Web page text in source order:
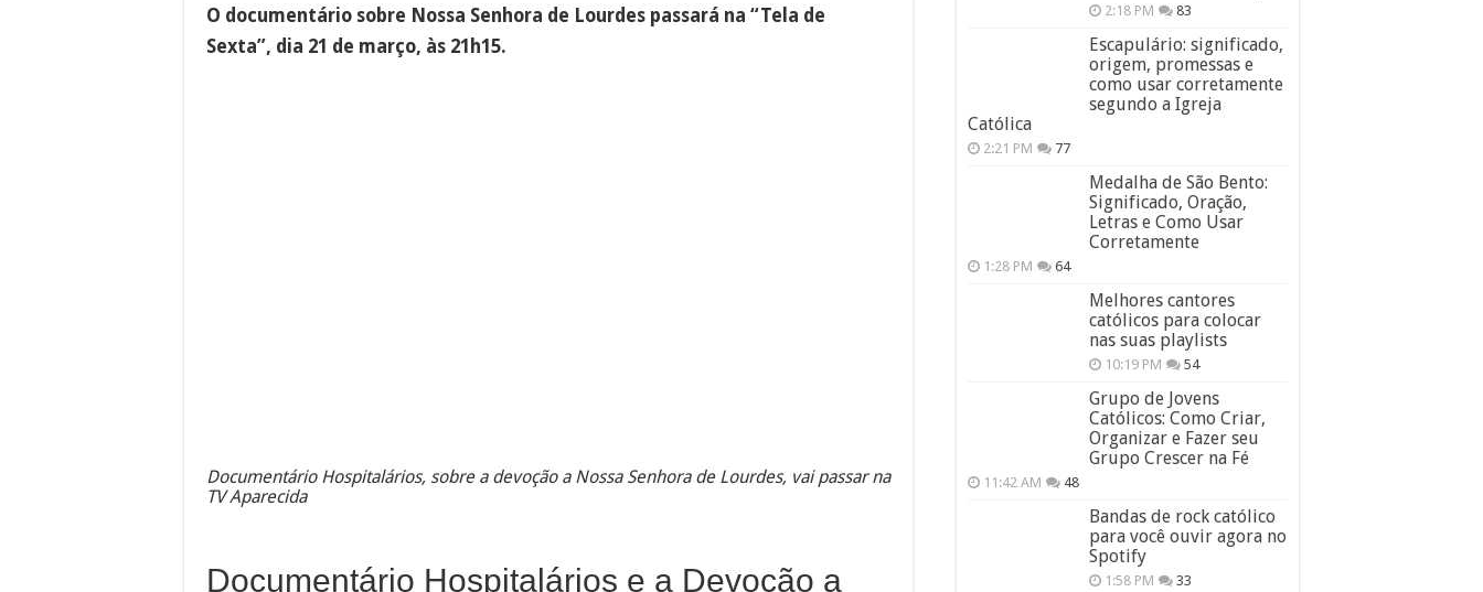
O documentário sobre Nossa Senhora de Lourdes passará na “Tela de
Sexta”, dia 21 de março, às 21h15.
Documentário Hospitalários, sobre a devoção a Nossa Senhora de Lourdes, vai passar na
TV Aparecida
Documentário Hospitalários e a Devoção a
2:18 PM 83
Escapulário: significado,
origem, promessas e
como usar corretamente
segundo a Igreja
Católica
2:21 PM 77
Medalha de São Bento:
Significado, Oração,
Letras e Como Usar
Corretamente
1:28 PM 64
Melhores cantores
católicos para colocar
nas suas playlists
10:19 PM 54
Grupo de Jovens
Católicos: Como Criar,
Organizar e Fazer seu
Grupo Crescer na Fé
11:42 AM 48
Bandas de rock católico
para você ouvir agora no
Spotify
1:58 PM 33